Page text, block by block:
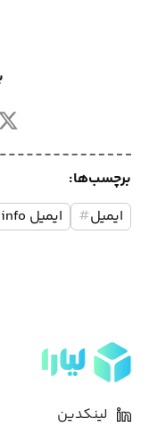
برچسب‌ها:
ایمیل# ایمیل info
لینکدین